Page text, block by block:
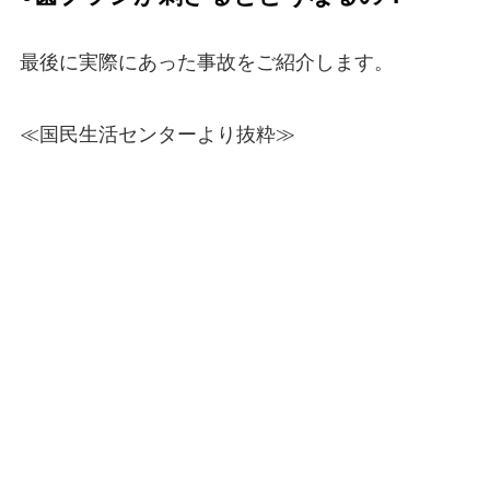
最後に実際にあった事故をご紹介します。
≪国民生活センターより抜粋≫